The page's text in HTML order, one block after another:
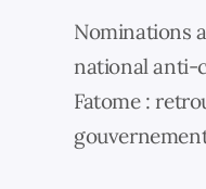
Nominations
national anti-
Fatome :